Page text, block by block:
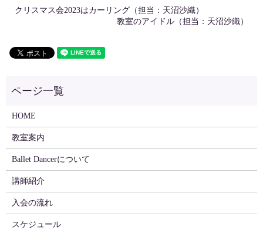
クリスマス会2023はカーリング（担当：天沼沙織）
教室のアイドル（担当：天沼沙織）
HOME
教室案内
Ballet Dancerについて
講師紹介
入会の流れ
スケジュール